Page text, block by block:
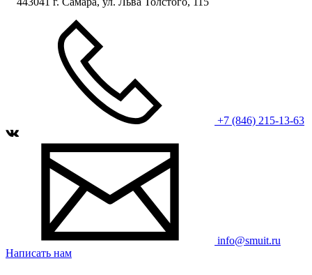
+7 (846) 215-13-63
info@smuit.ru
Написать нам